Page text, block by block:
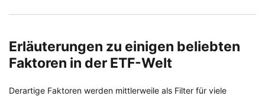
Erläuterungen zu einigen beliebten
Faktoren in der ETF-Welt
Derartige Faktoren werden mittlerweile als Filter für viele